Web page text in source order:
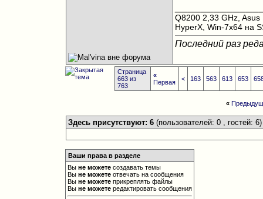
Q8200 2,33 GHz,
HyperX, Win-7x64 на
Последний раз
Страница
663 из
763
«
Первая
< 163 563 613 653
«
Здесь присутствуют: 6 (пользователей: 0 , гостей: 6)
Ваши права в разделе
Выне можете создавать темы
Выне можете отвечать на сообщения
Выне можете прикреплять файлы
Выне можете редактировать сообщения